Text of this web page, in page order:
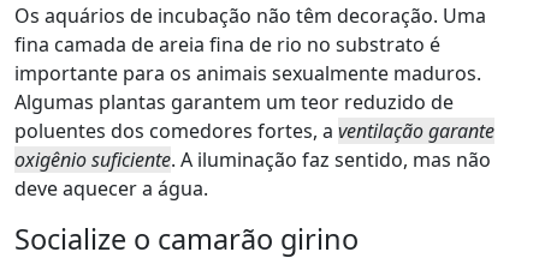
Os aquários de incubação não têm decoração. Uma
fina camada de areia fina de rio no substrato é
importante para os animais sexualmente maduros.
Algumas plantas garantem um teor reduzido de
poluentes dos comedores fortes, a ventilação garante
oxigênio suficiente. A iluminação faz sentido, mas não
deve aquecer a água.
Socialize o camarão girino